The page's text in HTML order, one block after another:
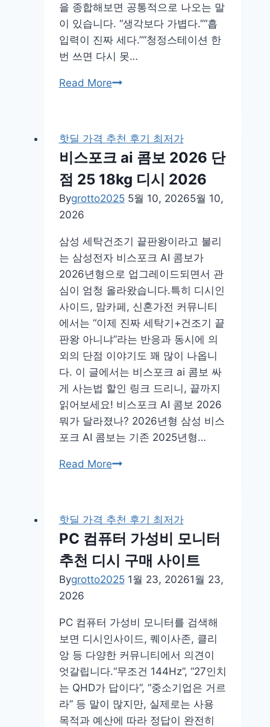
을 종합해보면 공통적으로 나오는 말
이 있습니다. “생각보다 가볍다.”“흡
입력이 진짜 세다.”“청정스테이션 한
번 쓰면 다시 못…
Read Morebespoke
lite
280w
vs28d950aiw
후
격
디
시
핫딜 가격 추천 후기 최저가
비스포크 ai 콤보 2026 단
점 25 18kg 디시 2026
Bygrotto2025 5월 10, 20265월 10,
2026
삼성 세탁건조기 끝판왕이라고 불리
는 삼성전자 비스포크 AI 콤보가
2026년형으로 업그레이드되면서 관
심이 엄청 올라왔습니다.특히 디시인
사이드, 맘카페, 신혼가전 커뮤니티
에서는 “이제 진짜 세탁기+건조기 끝
판왕 아니냐”라는 반응과 동시에 의
외의 단점 이야기도 꽤 많이 나옵니
다. 이 글에서는 비스포크 ai 콤보 싸
게 사는법 할인 링크 드리니, 끝까지
읽어보세요! 비스포크 AI 콤보 2026
뭐가 달라졌나? 2026년형 삼성 비스
포크 AI 콤보는 기존 2025년형…
Read More비
ai
콤
보
2026
25
18kg
디
시
2026
핫딜 가격 추천 후기 최저가
PC 컴퓨터 가성비 모니터
추천 디시 구매 사이트
Bygrotto2025 1월 23, 20261월 23,
2026
PC 컴퓨터 가성비 모니터를 검색해
보면 디시인사이드, 퀘이사존, 클리
앙 등 다양한 커뮤니티에서 의견이
엇갈립니다.“무조건 144Hz”, “27인치
는 QHD가 답이다”, “중소기업은 거르
라” 등 말이 많지만, 실제로는 사용
목적과 예산에 따라 정답이 완전히